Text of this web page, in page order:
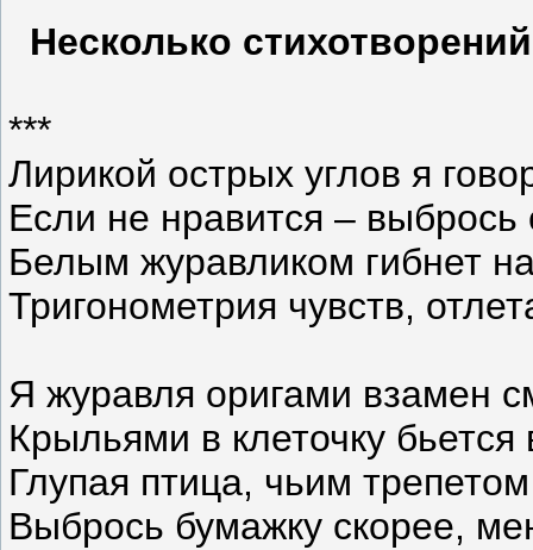
Несколько стихотворений
***
Лирикой острых углов я
Если не нравится – выбрось
Белым журавликом гибнет
Тригонометрия чувств,
Я журавля оригами взамен
Крыльями в клеточку бьется
Глупая птица, чьим
Выбрось бумажку скорее,